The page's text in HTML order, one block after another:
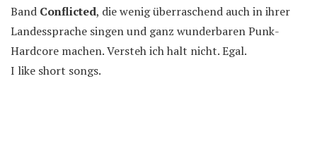
Band Conflicted, die wenig überraschend auch in ihrer
Landessprache singen und ganz wunderbaren Punk-
Hardcore machen. Versteh ich halt nicht. Egal.
I like short songs.